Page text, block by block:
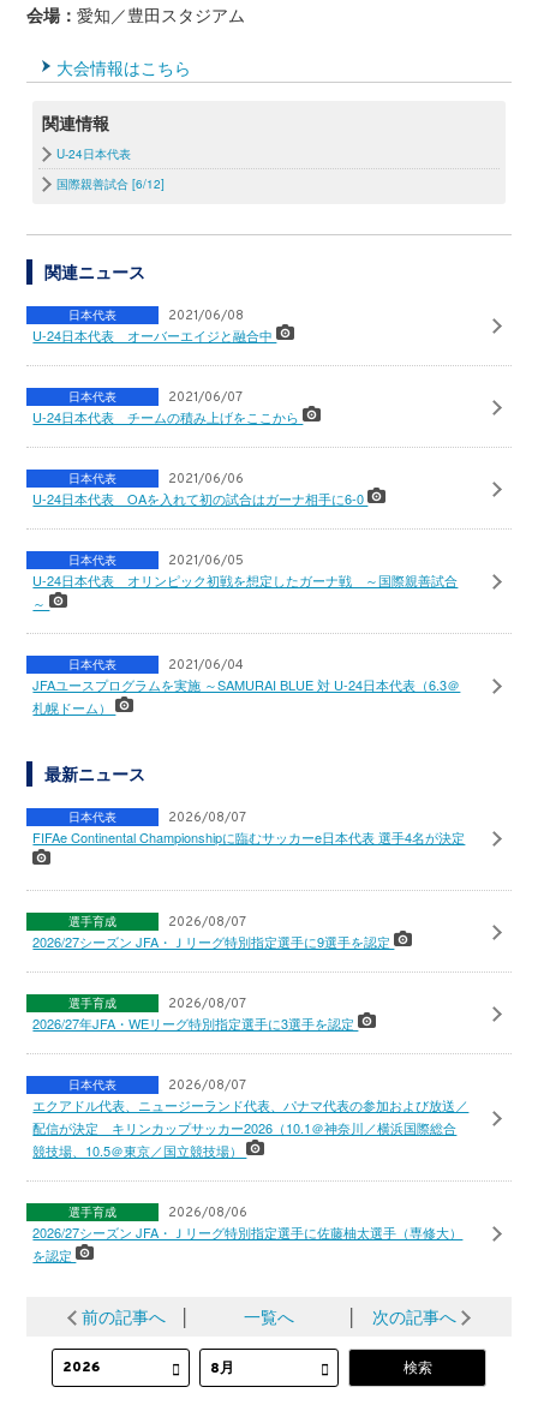
会場：愛知／豊田スタジアム
大会情報はこちら
関連情報
U-24日本代表
国際親善試合 [6/12]
関連ニュース
日本代表 2021/06/08
U-24日本代表 オーバーエイジと融合中
日本代表 2021/06/07
U-24日本代表 チームの積み上げをここから
日本代表 2021/06/06
U-24日本代表 OAを入れて初の試合はガーナ相手に6-0
日本代表 2021/06/05
U-24日本代表 オリンピック初戦を想定したガーナ戦 ～国際親善試合
～
日本代表 2021/06/04
JFAユースプログラムを実施 ～SAMURAI BLUE 対 U-24日本代表（6.3＠
札幌ドーム）
最新ニュース
日本代表 2026/08/07
FIFAe Continental Championshipに臨むサッカーe日本代表 選手4名が決定
選手育成 2026/08/07
2026/27シーズン JFA・Ｊリーグ特別指定選手に9選手を認定
選手育成 2026/08/07
2026/27年JFA・WEリーグ特別指定選手に3選手を認定
日本代表 2026/08/07
エクアドル代表、ニュージーランド代表、パナマ代表の参加および放送／
配信が決定 キリンカップサッカー2026（10.1＠神奈川／横浜国際総合
競技場、10.5＠東京／国立競技場）
選手育成 2026/08/06
2026/27シーズン JFA・Ｊリーグ特別指定選手に佐藤柚太選手（専修大）
を認定
前の記事へ 一覧へ 次の記事へ